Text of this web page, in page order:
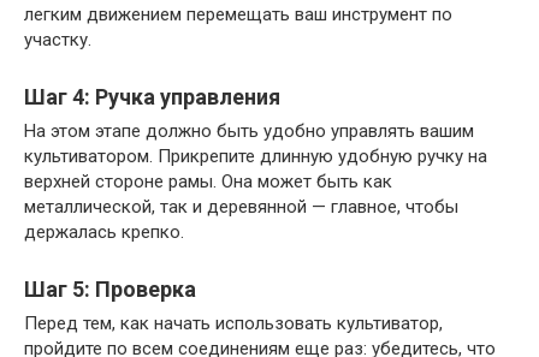
легким движением перемещать ваш инструмент по
участку.
Шаг 4: Ручка управления
На этом этапе должно быть удобно управлять вашим
культиватором. Прикрепите длинную удобную ручку на
верхней стороне рамы. Она может быть как
металлической, так и деревянной — главное, чтобы
держалась крепко.
Шаг 5: Проверка
Перед тем, как начать использовать культиватор,
пройдите по всем соединениям еще раз: убедитесь, что